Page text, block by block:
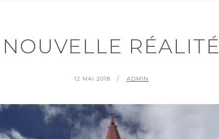
NOUVELLE RÉALITÉ
POSTED
12 MAI 2018 BY
ADMIN